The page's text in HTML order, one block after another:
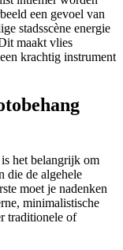
een gevoel van
stadsscène energie
maakt vlies
krachtig instrument
het belangrijk om
die de algehele
moet je nadenken
minimalistische
traditionele of